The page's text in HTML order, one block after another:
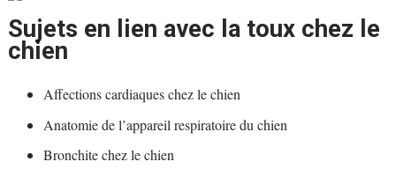
Sujets en lien avec la toux chez le
chien
Affections cardiaques chez le chien
Anatomie de l’appareil respiratoire du chien
Bronchite chez le chien